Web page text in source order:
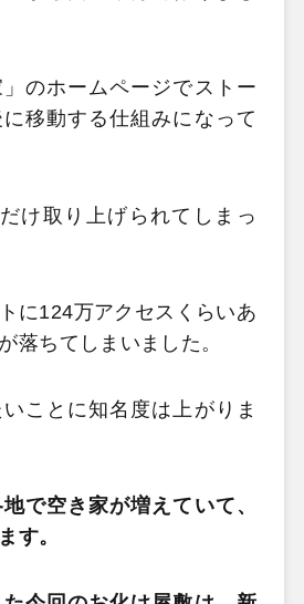
のホームページでストー
移動する仕組みになって
け取り上げられてしまっ
に124万アクセスくらいあ
落ちてしまいました。
ことに知名度は上がりま
で空き家が増えていて、
す。